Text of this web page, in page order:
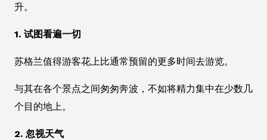
升。
1. 试图看遍一切
苏格兰值得游客花上比通常预留的更多时间去游览。
与其在各个景点之间匆匆奔波，不如将精力集中在少数几
个目的地上。
2. 忽视天气